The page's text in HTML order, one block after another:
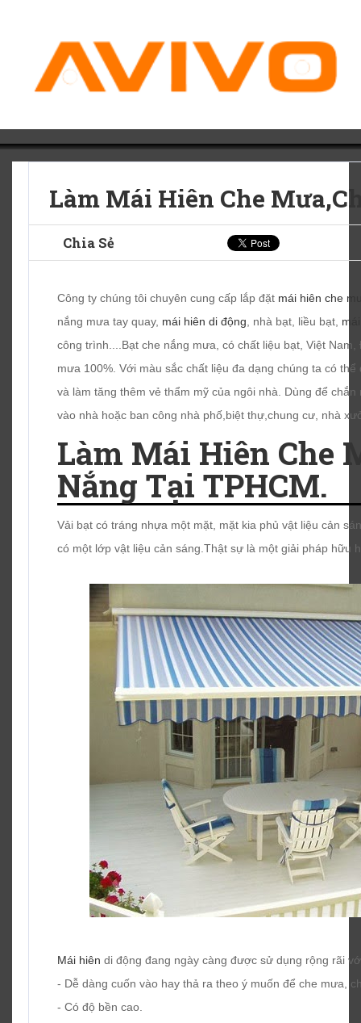
Làm Mái Hiên Che
Chia Sẻ
Công ty chúng tôi chuyên cung cấp lắp đặt mái hiên che
nắng mưa tay quay, mái hiên di động, nhà bạt, liều bạt,
công trình....Bạt che nắng mưa, có chất liệu bạt, Việt
mưa 100%. Với màu sắc chất liệu đa dạng chúng ta có
và làm tăng thêm vẻ thẩm mỹ của ngôi nhà. Dùng để
vào nhà hoặc ban công nhà phố,biệt thự,chung cư, nhà
Làm Mái Hiên Che
Nắng Tại TPHCM.
Vải bạt có tráng nhựa một mặt, mặt kia phủ vật liệu cản
có một lớp vật liệu cản sáng.Thật sự là một giải pháp hữu
Mái hiên di động đang ngày càng được sử dụng rộng rãi
- Dễ dàng cuốn vào hay thả ra theo ý muốn để che mưa,
- Có độ bền cao.